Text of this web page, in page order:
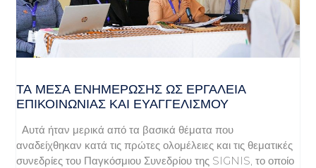
ΤΑ ΜΈΣΑ ΕΝΗΜΈΡΩΣΗΣ ΩΣ ΕΡΓΑΛΕΊΑ
ΕΠΙΚΟΙΝΩΝΊΑΣ ΚΑΙ ΕΥΑΓΓΕΛΙΣΜΟΎ
Αυτά ήταν μερικά από τα βασικά θέματα που
αναδείχθηκαν κατά τις πρώτες ολομέλειες και τις θεματικές
συνεδρίες του Παγκόσμιου Συνεδρίου της SIGNIS, το οποίο